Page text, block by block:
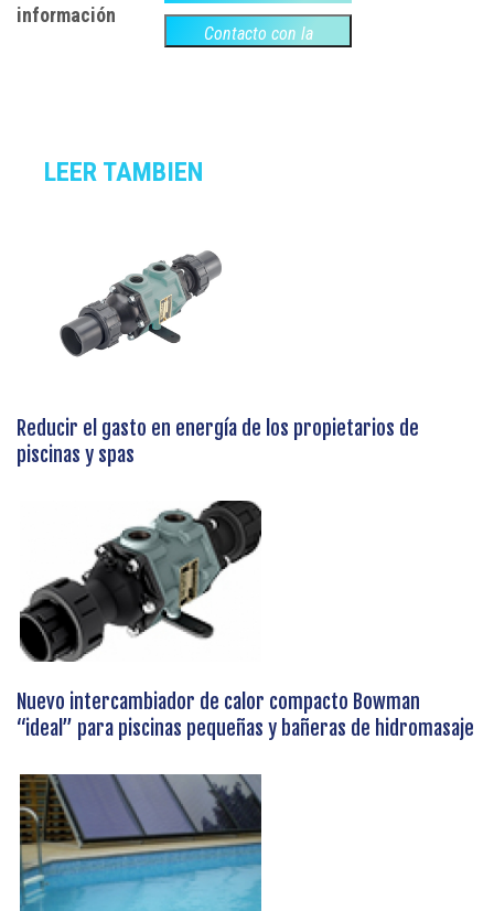
información
Contacto con la
LEER TAMBIEN
Reducir el gasto en energía de los propietarios de
piscinas y spas
Nuevo intercambiador de calor compacto Bowman
“ideal” para piscinas pequeñas y bañeras de hidromasaje